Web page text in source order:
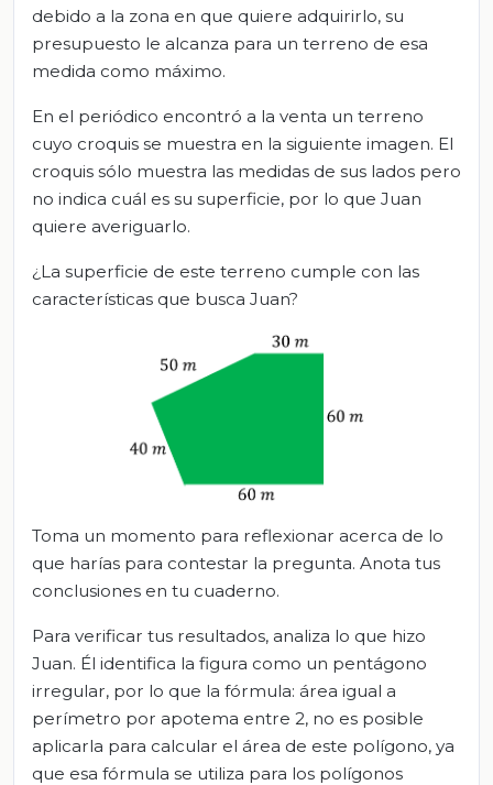
debido a la zona en que quiere adquirirlo, su
presupuesto le alcanza para un terreno de esa
medida como máximo.
En el periódico encontró a la venta un terreno
cuyo croquis se muestra en la siguiente imagen. El
croquis sólo muestra las medidas de sus lados pero
no indica cuál es su superficie, por lo que Juan
quiere averiguarlo.
¿La superficie de este terreno cumple con las
características que busca Juan?
Toma un momento para reflexionar acerca de lo
que harías para contestar la pregunta. Anota tus
conclusiones en tu cuaderno.
Para verificar tus resultados, analiza lo que hizo
Juan. Él identifica la figura como un pentágono
irregular, por lo que la fórmula: área igual a
perímetro por apotema entre 2, no es posible
aplicarla para calcular el área de este polígono, ya
que esa fórmula se utiliza para los polígonos